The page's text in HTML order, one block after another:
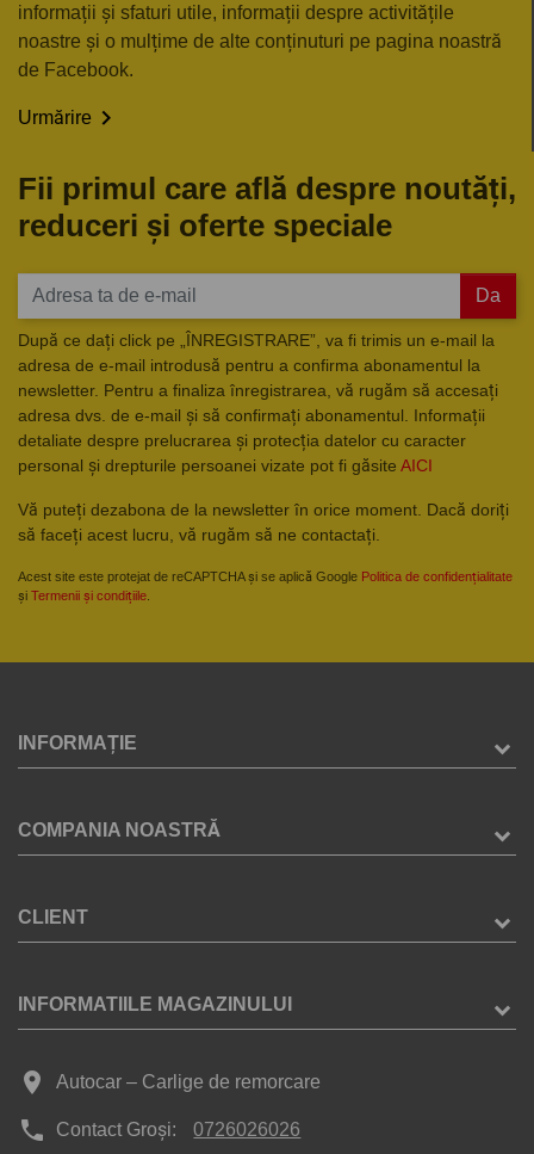
informații și sfaturi utile, informații despre activitățile
noastre și o mulțime de alte conținuturi pe pagina noastră
de Facebook.
Urmărire 
Fii primul care află despre noutăți,
reduceri și oferte speciale
Da
După ce dați click pe „ÎNREGISTRARE”, va fi trimis un e-mail la
adresa de e-mail introdusă pentru a confirma abonamentul la
newsletter. Pentru a finaliza înregistrarea, vă rugăm să accesați
adresa dvs. de e-mail și să confirmați abonamentul. Informații
detaliate despre prelucrarea și protecția datelor cu caracter
personal și drepturile persoanei vizate pot fi găsite AICI
Vă puteți dezabona de la newsletter în orice moment. Dacă doriți
să faceți acest lucru, vă rugăm să ne contactați.
Acest site este protejat de reCAPTCHA și se aplică Google Politica de confidențialitate
și Termenii și condițiile
INFORMAȚIE
COMPANIA NOASTRĂ
CLIENT
INFORMATIILE MAGAZINULUI
place Autocar – Carlige de remorcare
phone Contact Groși: 0726026026